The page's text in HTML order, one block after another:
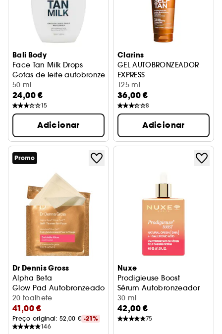
Bali Body
Face Tan Milk Drops
Gotas de leite autobronzeador para o rosto
50 ml
24,00 €
15
Adicionar
Clarins
GEL AUTOBRONZEADOR
EXPRESS
Gel fresco autobronzeador
125 ml
36,00 €
8
Adicionar
Promo
Dr Dennis Gross
Alpha Beta
Glow Pad Autobronzeador para o Rosto
20 toalhete
41,00 €
Preço original: 52,00 € -21%
146
Nuxe
Prodigieuse Boost
Sérum Autobronzeador
30 ml
42,00 €
75